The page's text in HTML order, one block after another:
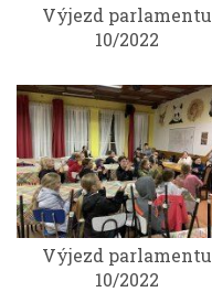
Výjezd parlamentu
10/2022
Výjezd parlamentu
10/2022